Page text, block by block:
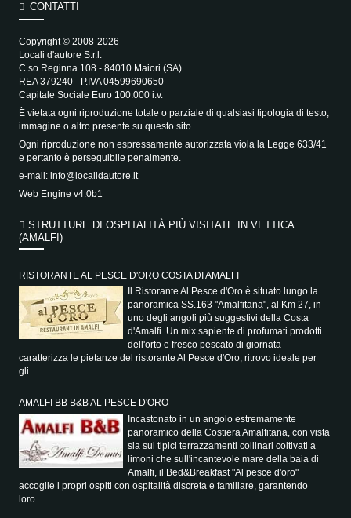
CONTATTI
Copyright © 2008-2026
Locali d'autore S.r.l.
C.so Reginna 108 - 84010 Maiori (SA)
REA 379240 - P.IVA 04599690650
Capitale Sociale Euro 100.000 i.v.
È vietata ogni riproduzione totale o parziale di qualsiasi tipologia di testo,
immagine o altro presente su questo sito.
Ogni riproduzione non espressamente autorizzata viola la Legge 633/41
e pertanto è perseguibile penalmente.
e-mail: info@localidautore.it
Web Engine v4.0b1
STRUTTURE DI OSPITALITÀ PIÙ VISITATE IN VETTICA
(AMALFI)
RISTORANTE AL PESCE D'ORO COSTA DI AMALFI
Il Ristorante Al Pesce d'Oro è situato lungo la
panoramica SS.163 "Amalfitana", al Km 27, in
uno degli angoli più suggestivi della Costa
d'Amalfi. Un mix sapiente di profumati prodotti
dell'orto e fresco pescato di giornata
caratterizza le pietanze del ristorante Al Pesce d'Oro, ritrovo ideale per
gli...
AMALFI BB B&B AL PESCE D'ORO
Incastonato in un angolo estremamente
panoramico della Costiera Amalfitana, con vista
sia sui tipici terrazzamenti collinari coltivati a
limoni che sull'incantevole mare della baia di
Amalfi, il Bed&Breakfast "Al pesce d'oro"
accoglie i propri ospiti con ospitalità discreta e familiare, garantendo
loro...